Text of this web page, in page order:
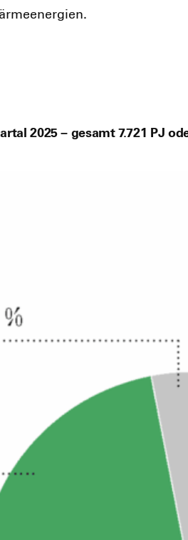
2025 – gesamt 7.721 PJ